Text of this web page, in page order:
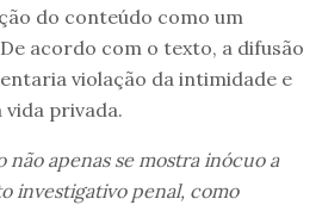
do conteúdo como um
acordo com o texto, a difusão
violação da intimidade e
vida privada.
não apenas se mostra inócuo a
investigativo penal, como